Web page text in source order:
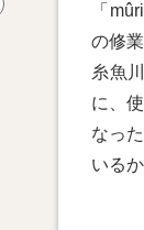
「
の修
糸魚
に、
なっ
いる